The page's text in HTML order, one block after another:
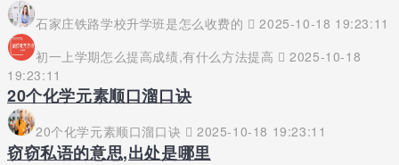
石家庄铁路学校升学班是怎么收费的
2025-10-18 19:23:11
初一上学期怎么提高成绩,有什么方法提高
2025-10-18
19:23:11
20个化学元素顺口溜口诀
20个化学元素顺口溜口诀 2025-10-18 19:23:11
窃窃私语的意思,出处是哪里